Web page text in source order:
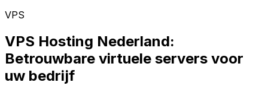
VPS
VPS Hosting Nederland:
Betrouwbare virtuele servers voor
uw bedrijf